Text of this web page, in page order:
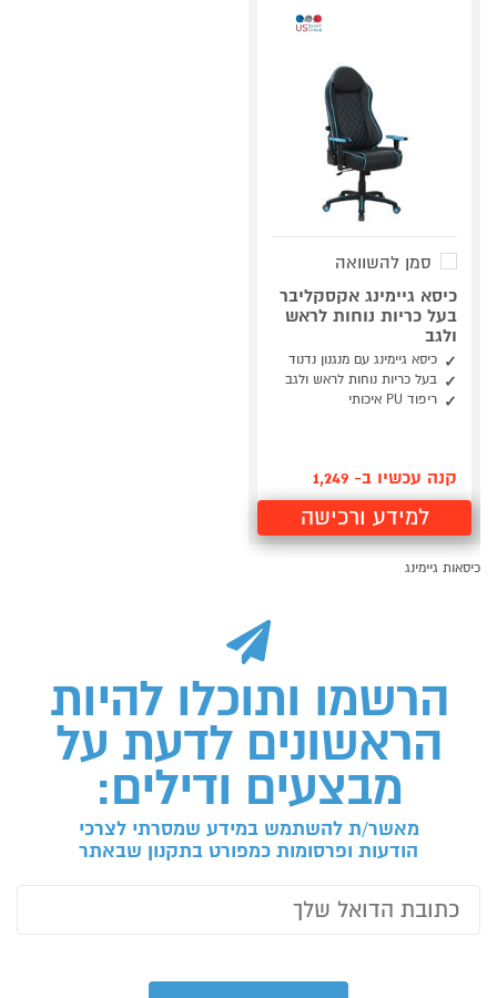
סמן להשוואה
כיסא גיימינג אקסקליבר
בעל כריות נוחות לראש
ולגב
כיסא גיימינג עם מנגנון נדנוד
בעל כריות נוחות לראש ולגב
ריפוד PU איכותי
קנה עכשיו ב- 1,249
למידע ורכישה
כיסאות גיימינג
הרשמו ותוכלו להיות
הראשונים לדעת על
מבצעים ודילים:
מאשר/ת להשתמש במידע שמסרתי לצרכי
הודעות ופרסומות כמפורט בתקנון שבאתר